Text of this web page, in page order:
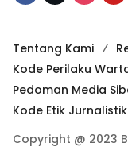
Tentang Kami
Kode Perilaku
Pedoman Media
Kode Etik Jurnalistik
Copyright @ 2023